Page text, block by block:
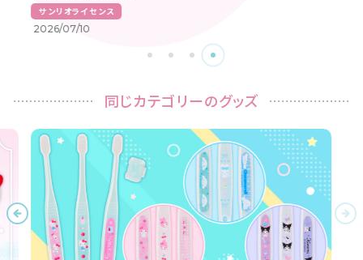
サンリオライセンス
2026/07/10
同じカテゴリーのグッズ